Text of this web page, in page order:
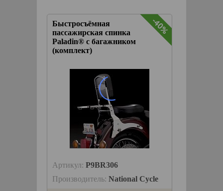
Быстросъёмная
пассажирская спинка
Paladin® с багажником
(комплект)
-40%
Артикул: P9BR306
Производитель: National Cycle